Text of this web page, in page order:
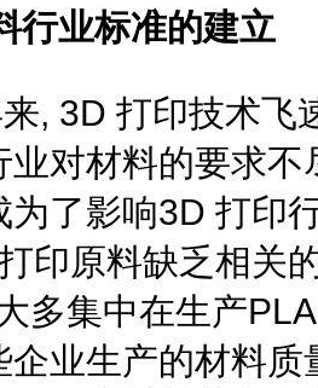
行业标准的建立
, 3D 打印技术飞
业对材料的要求
为了影响3D 打印
印原料缺乏相关
多集中在生产
企业生产的材料